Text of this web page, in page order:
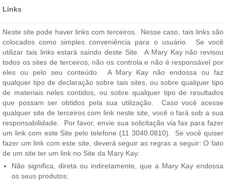
Links
Neste site pode haver links com terceiros. Nesse caso, tais links são
colocados como simples conveniência para o usuário. Se você
utilizar tais links estará saindo deste Site. A Mary Kay não revisou
todos os sites de terceiros, não os controla e não é responsável por
eles ou pelo seu conteúdo. A Mary Kay não endossa ou faz
qualquer tipo de declaração sobre tais sites, ou sobre qualquer tipo
de materiais neles contidos, ou sobre qualquer tipo de resultados
que possam ser obtidos pela sua utilização. Caso você acesse
qualquer site de terceiros com link neste site, você o fará sob a sua
responsabilidade. Por favor, envie sua solicitação via fax para fazer
um link com este Site pelo telefone (11 3040.0810). Se você quiser
fazer um link com este site, deverá seguir as regras a seguir: O fato
de um site ter um link no Site da Mary Kay:
Não significa, direta ou indiretamente, que a Mary Kay endossa
os seus produtos;